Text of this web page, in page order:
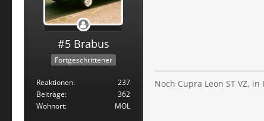
#5 Brabus
Fortgeschrittener
Reaktionen
237
Beiträge
362
Wohnort
MOL
Noch Cupra Leon ST VZ,